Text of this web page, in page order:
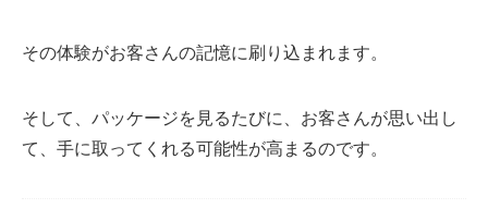
その体験がお客さんの記憶に刷り込まれます。
そして、パッケージを見るたびに、お客さんが思い出し
て、手に取ってくれる可能性が高まるのです。